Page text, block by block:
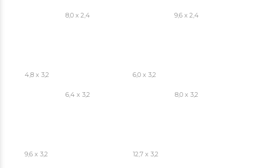
8,0 x 2,4 9,6 x 2,4
4,8 x 3,2
6,4 x 3,2
6,0 x 3,2
8,0 x 3,2
9,6 x 3,2 12,7 x 3,2